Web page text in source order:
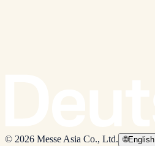
© 2026 Messe Asia Co., Ltd. 🌐English